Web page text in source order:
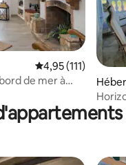
commentaires : 4,92 sur
Évaluation
4,95 (111)
de mer à